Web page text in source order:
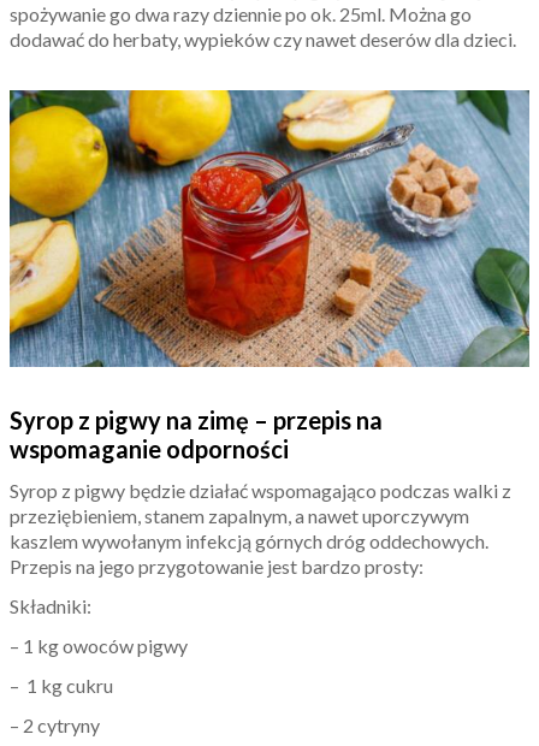
spożywanie go dwa razy dziennie po ok. 25ml. Można go
dodawać do herbaty, wypieków czy nawet deserów dla dzieci.
Syrop z pigwy na zimę – przepis na
wspomaganie odporności
Syrop z pigwy będzie działać wspomagająco podczas walki z
przeziębieniem, stanem zapalnym, a nawet uporczywym
kaszlem wywołanym infekcją górnych dróg oddechowych.
Przepis na jego przygotowanie jest bardzo prosty:
Składniki:
– 1 kg owoców pigwy
– 1 kg cukru
– 2 cytryny